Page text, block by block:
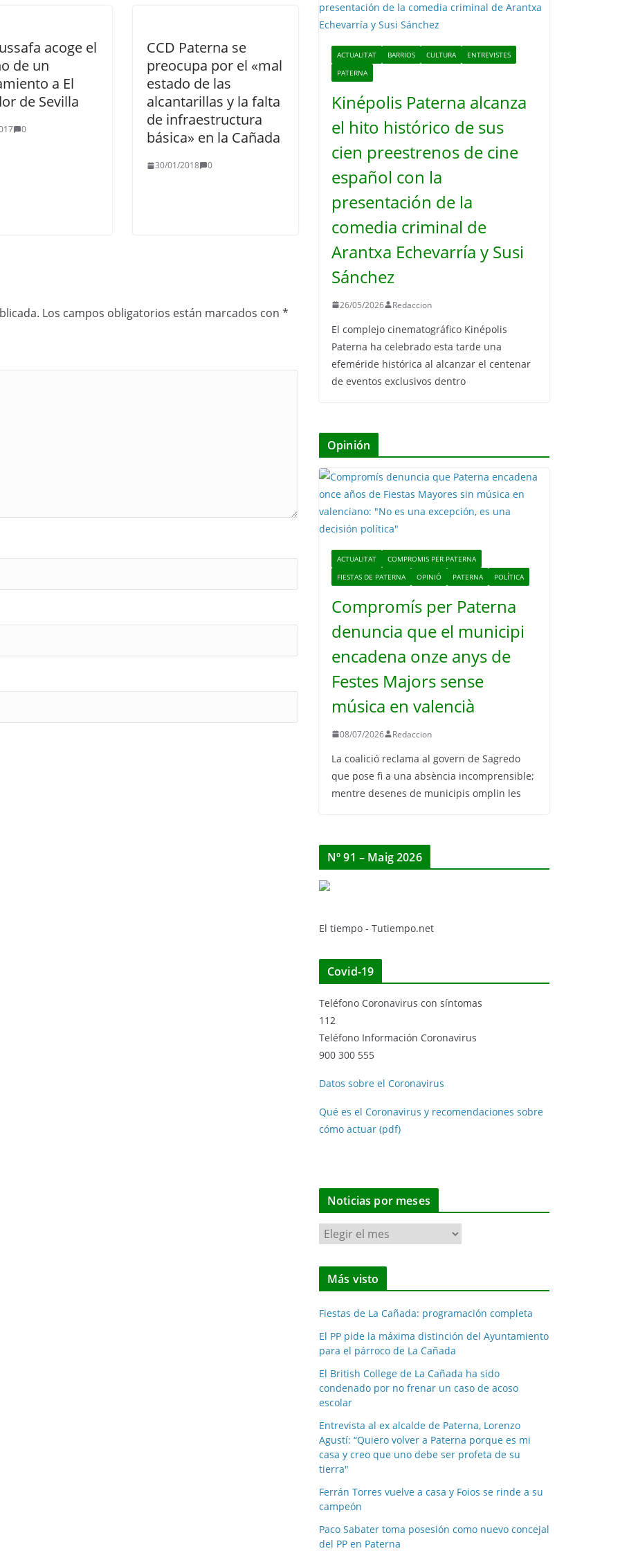
acoge el
de un
a El
de Sevilla
0
CCD Paterna se
preocupa por el «mal
estado de las
alcantarillas y la falta
de infraestructura
básica» en la Cañada
30/01/2018 0
Los campos obligatorios están marcados con *
ACTUALITAT BARRIOS CULTURA
ENTREVISTES
PATERNA
Kinépolis Paterna alcanza
el hito histórico de sus
cien preestrenos de cine
español con la
presentación de la
comedia criminal de
Arantxa Echevarría y Susi
Sánchez
26/05/2026 Redaccion
El complejo cinematográfico Kinépolis
Paterna ha celebrado esta tarde una
efeméride histórica al alcanzar el centenar
de eventos exclusivos dentro
Opinión
ACTUALITAT
COMPROMIS PER PATERNA
FIESTAS DE PATERNA
OPINIÓ PATERNA POLÍTICA
Compromís per Paterna
denuncia que el municipi
encadena onze anys de
Festes Majors sense
música en valencià
08/07/2026 Redaccion
La coalició reclama al govern de Sagredo
que pose fi a una absència incomprensible;
mentre desenes de municipis omplin les
Nº 91 – Maig 2026
El tiempo - Tutiempo.net
Covid-19
Teléfono Coronavirus con síntomas
112
Teléfono Información Coronavirus
900 300 555
Datos sobre el Coronavirus
Qué es el Coronavirus y recomendaciones sobre
cómo actuar (pdf)
Noticias por meses
N
o
t
i
a
s
p
o
r
m
e
s
e
s
Más visto
Fiestas de La Cañada: programación completa
El PP pide la máxima distinción del Ayuntamiento
para el párroco de La Cañada
El British College de La Cañada ha sido
condenado por no frenar un caso de acoso
escolar
Entrevista al ex alcalde de Paterna, Lorenzo
Agustí: “Quiero volver a Paterna porque es mi
casa y creo que uno debe ser profeta de su
tierra"
Ferrán Torres vuelve a casa y Foios se rinde a su
campeón
Paco Sabater toma posesión como nuevo concejal
del PP en Paterna